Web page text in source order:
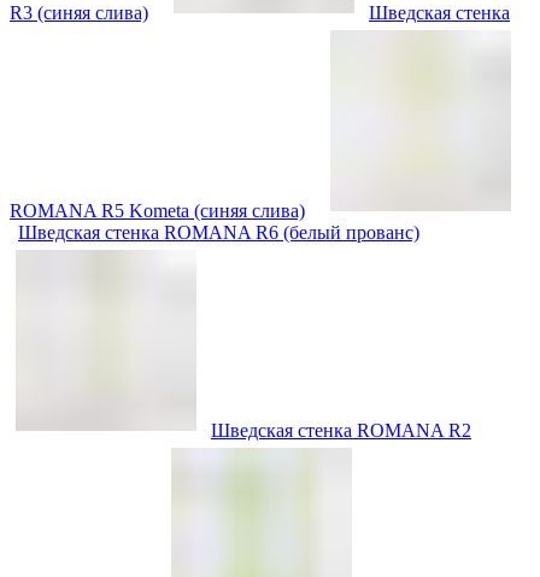
R3 (синяя слива) Шведская стенка
ROMANA R5 Kometa (синяя слива)
Шведская стенка ROMANA R6 (белый прованс)
Шведская стенка ROMANA R2